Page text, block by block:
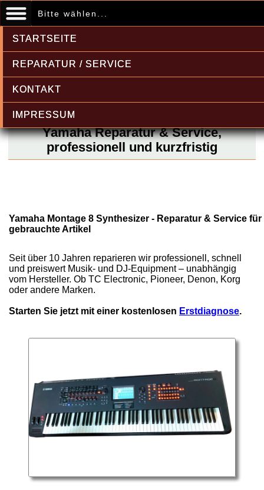
Bitte wählen...
STARTSEITE
REPARATUR / SERVICE
KONTAKT
IMPRESSUM
Yamaha Reparatur & Service,
professionell und kurzfristig
Yamaha Montage 8 Synthesizer - Reparatur & Service für
gebrauchte Artikel
Seit über 10 Jahren reparieren wir professionell, schnell
und preiswert Musik- und DJ-Equipment – unabhängig
vom Hersteller. Ob TC Electronic, Pioneer, Denon, Korg
oder andere Marken.
Starten Sie jetzt mit einer kostenlosen Erstdiagnose.